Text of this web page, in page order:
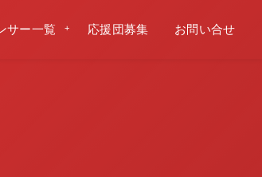
サー一覧 応援団募集 お問い合せ